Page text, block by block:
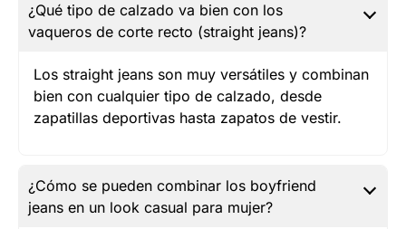
¿Qué tipo de calzado va bien con los
vaqueros de corte recto (straight jeans)?
Los straight jeans son muy versátiles y combinan
bien con cualquier tipo de calzado, desde
zapatillas deportivas hasta zapatos de vestir.
¿Cómo se pueden combinar los boyfriend
jeans en un look casual para mujer?